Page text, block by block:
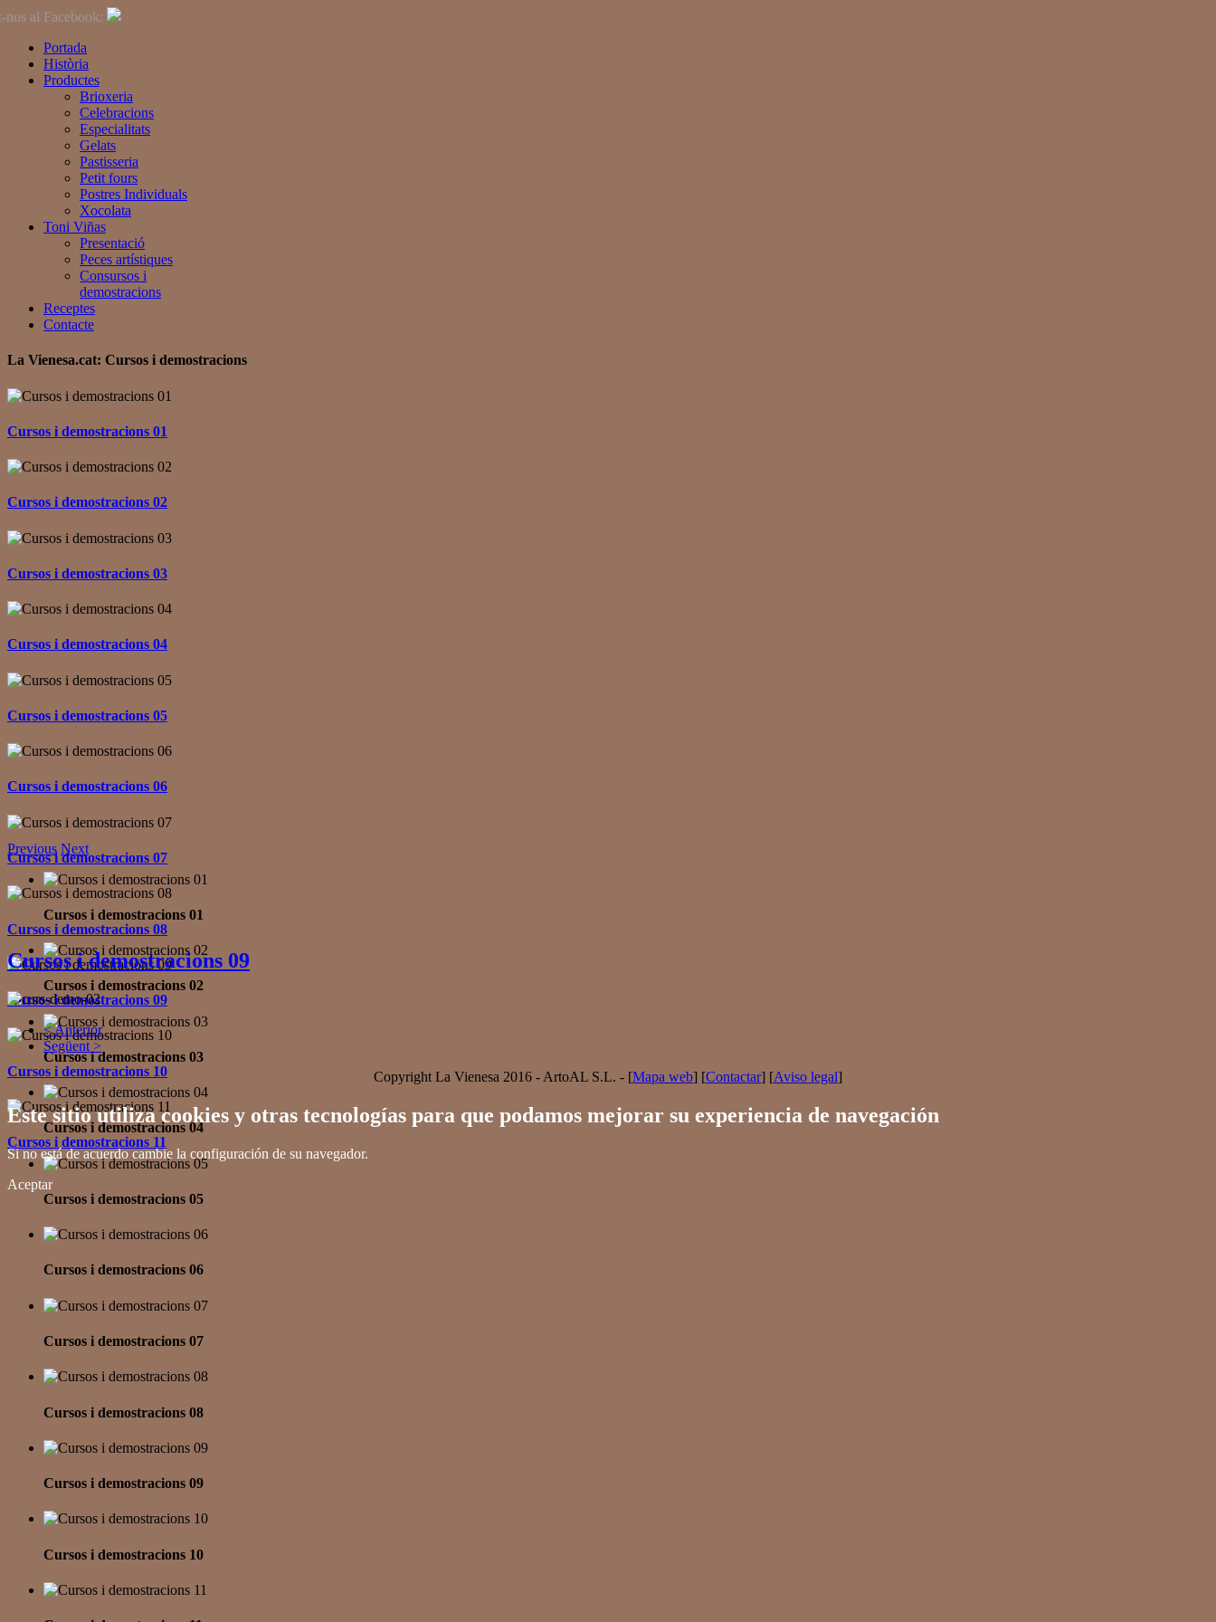
nos al Facebook:
Portada
Història
Productes
Brioxeria
Celebracions
Especialitats
Gelats
Pastisseria
Petit fours
Postres Individuals
Xocolata
Toni Viñas
Presentació
Peces artístiques
Consursos i
demostracions
Receptes
Contacte
La Vienesa.cat: Cursos i demostracions
Cursos i demostracions 01
Cursos i demostracions 02
Cursos i demostracions 03
Cursos i demostracions 04
Cursos i demostracions 05
Cursos i demostracions 06
Cursos i demostracions 07
Cursos i demostracions 08
Cursos i demostracions 09
Cursos i demostracions 10
Cursos i demostracions 11
Previous Next
Cursos i demostracions 01
Cursos i demostracions 02
Cursos i demostracions 03
Cursos i demostracions 04
Cursos i demostracions 05
Cursos i demostracions 06
Cursos i demostracions 07
Cursos i demostracions 08
Cursos i demostracions 09
Cursos i demostracions 10
Cursos i demostracions 09
< Anterior
Següent >
Copyright La Vienesa 2016 - ArtoAL S.L. - [Mapa web] [Contactar] [Aviso legal]
Este sitio utiliza cookies y otras tecnologías para que podamos mejorar su experiencia de navegación
Si no está de acuerdo cambie la configuración de su navegador.
Aceptar